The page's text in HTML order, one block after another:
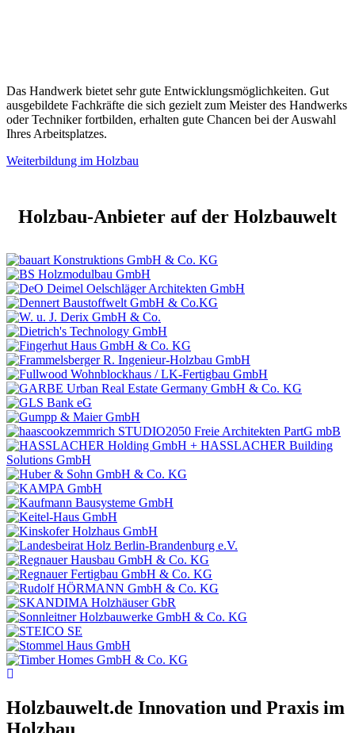
Das Handwerk bietet sehr gute Entwicklungsmöglichkeiten. Gut
ausgebildete Fachkräfte die sich gezielt zum Meister des Handwerks
oder Techniker fortbilden, erhalten gute Chancen bei der Auswahl
Ihres Arbeitsplatzes.
Weiterbildung im Holzbau
Holzbau-Anbieter auf der Holzbauwelt
Holzbauwelt.de Innovation und Praxis im
Holzbau